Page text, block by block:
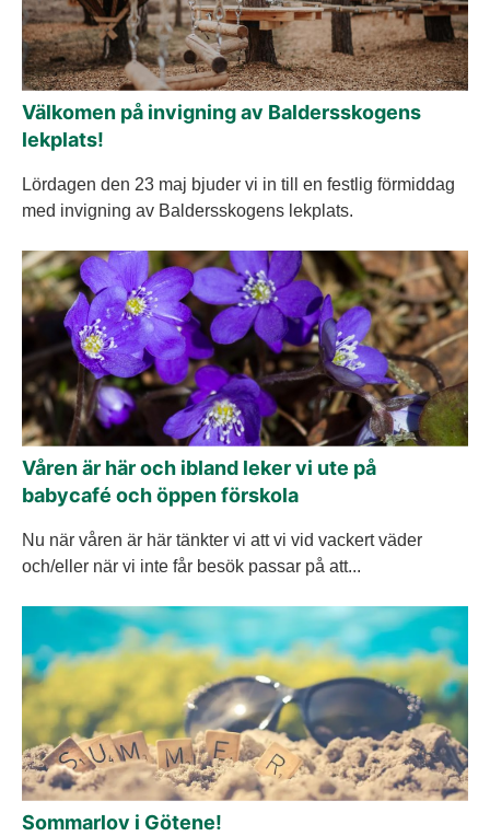
Välkomen på invigning av Baldersskogens
lekplats!
Lördagen den 23 maj bjuder vi in till en festlig förmiddag
med invigning av Baldersskogens lekplats.
Våren är här och ibland leker vi ute på
babycafé och öppen förskola
Nu när våren är här tänkter vi att vi vid vackert väder
och/eller när vi inte får besök passar på att...
Sommarlov i Götene!